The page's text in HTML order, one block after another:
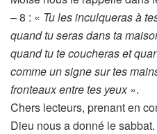
– 8 : « Tu les inculqueras à
quand tu seras dans ta
quand tu te coucheras et
comme un signe sur tes
fronteaux entre tes yeux».
Chers lecteurs, prenant en
Dieu nous a donné le